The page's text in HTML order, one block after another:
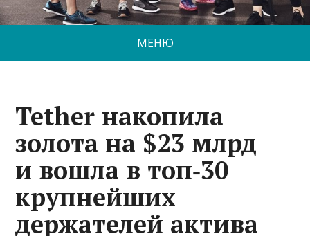
МЕНЮ
Tether накопила
золота на $23 млрд
и вошла в топ‑30
крупнейших
держателей актива